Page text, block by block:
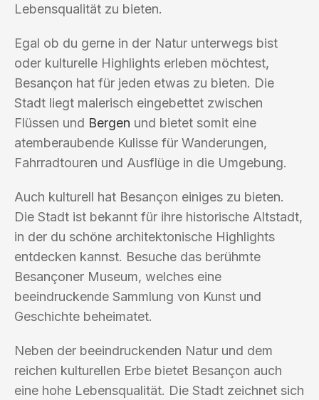
Lebensqualität zu bieten.
Egal ob du gerne in der Natur unterwegs bist
oder kulturelle Highlights erleben möchtest,
Besançon hat für jeden etwas zu bieten. Die
Stadt liegt malerisch eingebettet zwischen
Flüssen und Bergen und bietet somit eine
atemberaubende Kulisse für Wanderungen,
Fahrradtouren und Ausflüge in die Umgebung.
Auch kulturell hat Besançon einiges zu bieten.
Die Stadt ist bekannt für ihre historische Altstadt,
in der du schöne architektonische Highlights
entdecken kannst. Besuche das berühmte
Besançoner Museum, welches eine
beeindruckende Sammlung von Kunst und
Geschichte beheimatet.
Neben der beeindruckenden Natur und dem
reichen kulturellen Erbe bietet Besançon auch
eine hohe Lebensqualität. Die Stadt zeichnet sich